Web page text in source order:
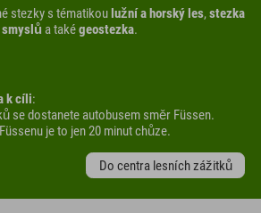
stezky s tématikoulužní a horský les,stezka
smyslů a takégeostezka.
k cíli:
se dostanete autobusem směr Füssen.
je to jen 20 minut chůze.
Do centra lesních zážitků